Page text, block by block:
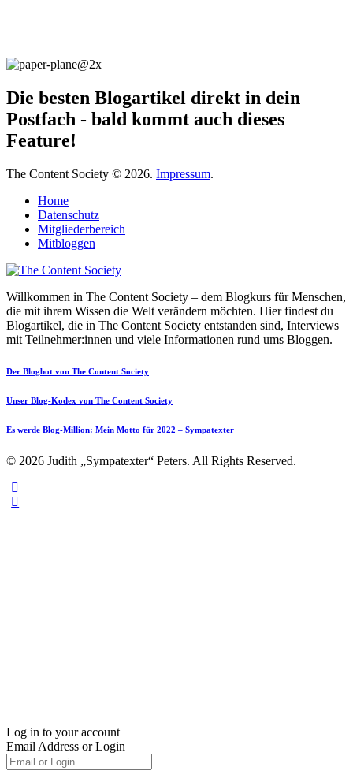
Die besten Blogartikel direkt in dein
Postfach - bald kommt auch dieses
Feature!
The Content Society © 2026. Impressum.
Home
Datenschutz
Mitgliederbereich
Mitbloggen
Willkommen in The Content Society – dem Blogkurs für Menschen,
die mit ihrem Wissen die Welt verändern möchten. Hier findest du
Blogartikel, die in The Content Society entstanden sind, Interviews
mit Teilnehmer:innen und viele Informationen rund ums Bloggen.
Der Blogbot von The Content Society
Unser Blog-Kodex von The Content Society
Es werde Blog-Million: Mein Motto für 2022 – Sympatexter
© 2026 Judith „Sympatexter“ Peters. All Rights Reserved.
Log in to your account
Email Address or Login